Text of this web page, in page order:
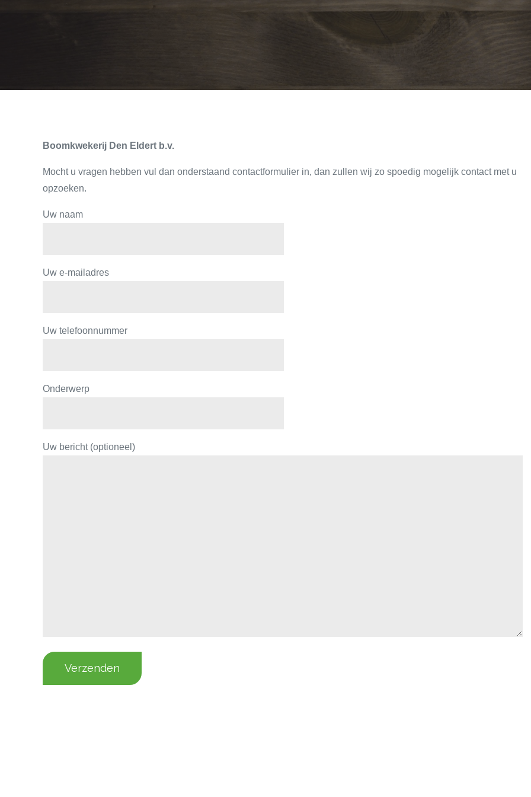
Boomkwekerij Den Eldert b.v.
Mocht u vragen hebben vul dan onderstaand contactformulier in, dan zullen wij zo spoedig mogelijk contact met u
opzoeken.
Uw naam
Uw e-mailadres
Uw telefoonnummer
Onderwerp
Uw bericht (optioneel)